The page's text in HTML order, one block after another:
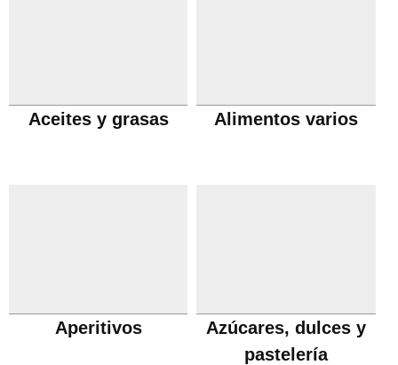
Aceites y grasas Alimentos varios
Aperitivos
Azúcares, dulces y
pastelería